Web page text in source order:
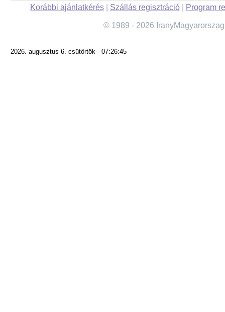
Korábbi ajánlatkérés| Szállás regisztráció| Program
© 1989 - 2026
2026. augusztus 6. csütörtök - 07:26:45